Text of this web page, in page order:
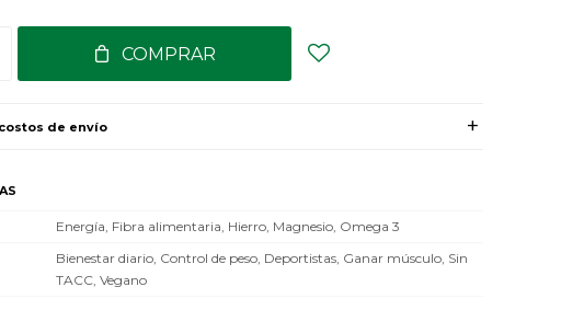
COMPRAR
de envío
Energía, Fibra alimentaria, Hierro, Magnesio, Omega 3
Bienestar diario, Control de peso, Deportistas, Ganar músculo, Sin
TACC, Vegano